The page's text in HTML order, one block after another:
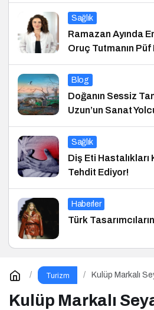
Sağlık
Ramazan Ayında
Oruç Tutmanın Püf
Blog
Doğanın Sessiz
Uzun’un Sanat
Sağlık
Diş Eti Hastalıkları
Tehdit Ediyor!
Haberler
Türk
Turizm Kulüp Markalı
Kulüp Markalı